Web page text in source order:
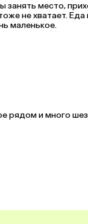
место,
не хватает.
маленькое.
и много